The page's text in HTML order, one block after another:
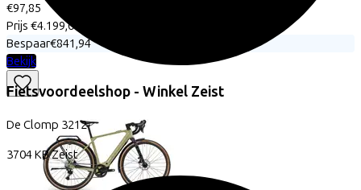
Fietsvoordeelshop - Winkel Zeist
De Clomp 3212
3704 KBZeist
€97,85
Prijs €4.199,00
Bespaar€841,94
Bekijk